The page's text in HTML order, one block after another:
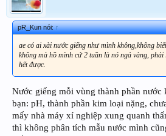
pR_Kun nói:↑
ae có ai xài nước giếng như mình không,không
không mà hồ mình cứ 2 tuần là nó ngả vàng,
hết được.
Nước giếng mỗi vùng thành phần nước
bạn: pH, thành phần kim loại nặng,
mấy nhà máy xí nghiệp xung quanh
thì không phân tích mẫu nước mình